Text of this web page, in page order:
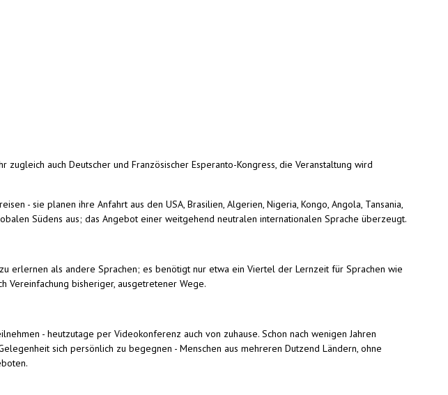
auch Deutscher und Französischer Esperanto-Kongress, die Veranstaltung wird
- sie planen ihre Anfahrt aus den USA, Brasilien, Algerien, Nigeria, Kongo, Angola, Tansania,
Südens aus; das Angebot einer weitgehend neutralen internationalen Sprache überzeugt.
erlernen als andere Sprachen; es benötigt nur etwa ein Viertel der Lernzeit für Sprachen wie
Vereinfachung bisheriger, ausgetretener Wege.
- heutzutage per Videokonferenz auch von zuhause. Schon nach wenigen Jahren
sich persönlich zu begegnen - Menschen aus mehreren Dutzend Ländern, ohne